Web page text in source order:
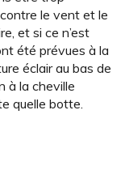
le vent et le
et si ce n’est
été prévues à la
éclair au bas de
à la cheville
quelle botte.